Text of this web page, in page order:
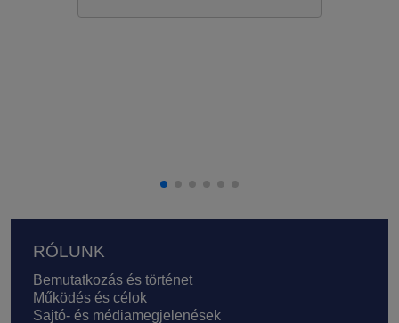
Lábléc
RÓLUNK
Bemutatkozás és történet
Működés és célok
Sajtó- és médiamegjelenések